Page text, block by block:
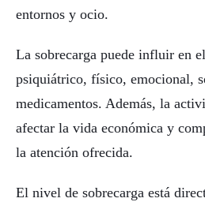
entornos y ocio.
La sobrecarga puede influir en
psiquiátrico, físico, emocional,
medicamentos. Además, la
afectar la vida económica y
la atención ofrecida.
El nivel de sobrecarga está